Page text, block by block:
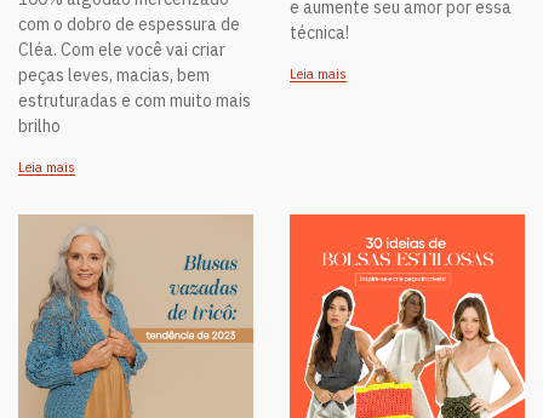
com o dobro de espessura de
Cléa. Com ele você vai criar
peças leves, macias, bem
estruturadas e com muito mais
brilho
Leia mais
e aumente seu amor por essa
técnica!
Leia mais